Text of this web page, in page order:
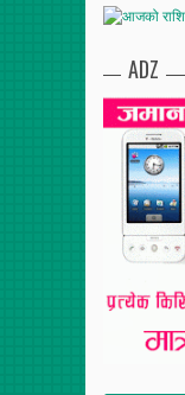
ADZ